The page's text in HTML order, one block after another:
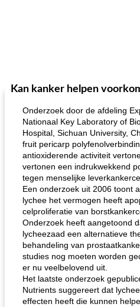
Kan kanker helpen
Onderzoek door de afdeling
Nationaal Key Laboratory of
Hospital, Sichuan University,
fruit pericarp
antioxiderende activiteit
vertonen een indrukwekkend
tegen menselijke
Een onderzoek uit 2006 toont
lychee het vermogen heeft
celproliferatie van
Onderzoek heeft aangetoond
lycheezaad een alternatieve
behandeling van
studies nog moeten worden
er nu veelbelovend uit.
Het laatste onderzoek
Nutrients suggereert dat
effecten heeft die kunnen